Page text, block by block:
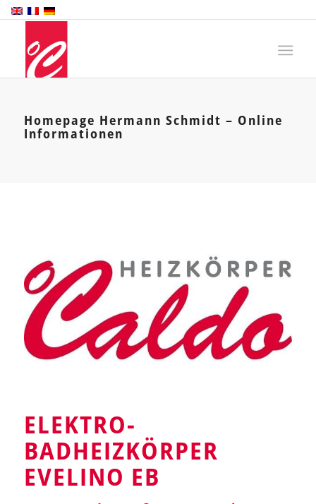
Homepage Hermann Schmidt – Online
Informationen
ELEKTRO-
BADHEIZKÖRPER
EVELINO EB